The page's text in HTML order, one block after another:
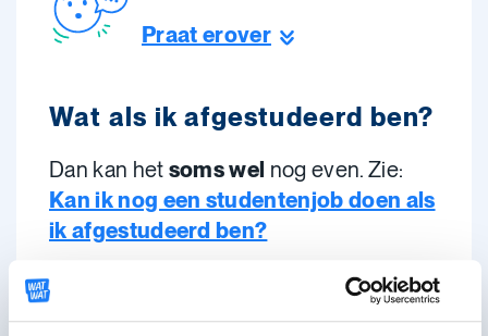
Praat erover
Wat als ik afgestudeerd ben?
Dan kan het soms wel nog even. Zie:
Kan ik nog een studentenjob doen als
ik afgestudeerd ben?
De laatste controle van deze pagina was op 9
maart 2026.